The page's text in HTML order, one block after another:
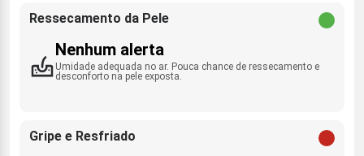
Ressecamento da Pele
Nenhum alerta
Umidade adequada no ar. Pouca chance de ressecamento e
desconforto na pele exposta.
Gripe e Resfriado